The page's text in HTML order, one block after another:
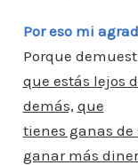
Por eso mi
Porque
que estás lejos
demás, que
tienes ganas de
ganar más